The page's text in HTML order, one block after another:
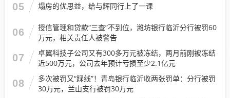
05 塌房的优思益，给与辉同行上了一课
06
授信管理和贷款“三查”不到位，潍坊银行临沂分行被罚60
万元，相关责任人被警告
07
卓翼科技子公司又有300多万元被冻结，两月前刚被冻结
近500万元，公司去年预计亏损至少2.1亿元
08
多次被罚又“踩线”！青岛银行临沂收两张罚单：分行被罚
30万元，兰山支行被罚30万元